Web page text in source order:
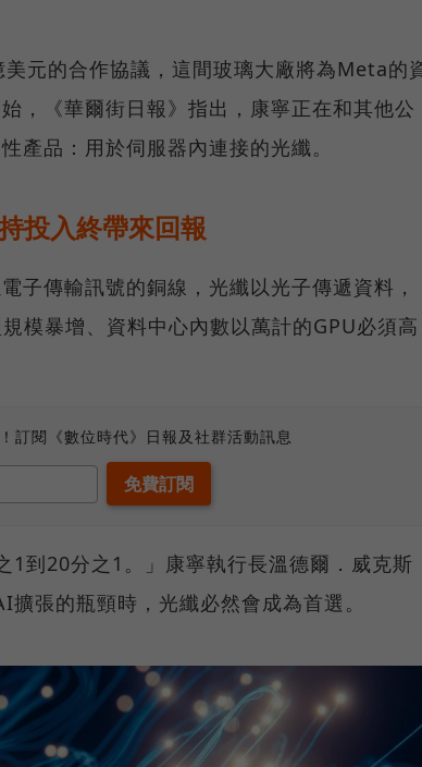
元的合作協議，這間玻璃大廠將為Meta的
，《華爾街日報》指出，康寧正在和其他公
產品：用於伺服器內連接的光纖。
投入終帶來回報
子傳輸訊號的銅線，光纖以光子傳遞資料，
模暴增、資料中心內數以萬計的GPU必須高
訂閱《數位時代》日報及社群活動訊息
1到20分之1。」康寧執行長溫德爾．威克斯
張的瓶頸時，光纖必然會成為首選。